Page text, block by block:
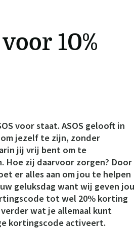
10%
voor staat. ASOS gelooft in
jezelf te zijn, zonder
jij vrij bent om te
Hoe zij daarvoor zorgen? Door
er alles aan om jou te helpen
geluksdag want wij geven jou
tot wel 20% korting
verder wat je allemaal kunt
kortingscode activeert.